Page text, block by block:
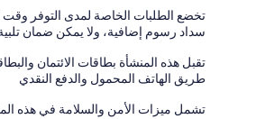
تخضع الطلبات الخاصة لمدى التوفر
سداد رسوم إضافية، ولا يمكن ضمان
تقبل هذه المنشأة بطاقات الائتمان
طريق الهاتف المحمول والدفع النقدي
تشمل ميزات الأمن والسلامة في هذه